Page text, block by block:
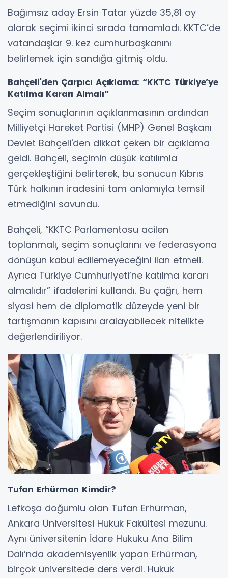
Bağımsız aday Ersin Tatar yüzde 35,81 oy
alarak seçimi ikinci sırada tamamladı. KKTC’de
vatandaşlar 9. kez cumhurbaşkanını
belirlemek için sandığa gitmiş oldu.
Bahçeli'den Çarpıcı Açıklama: “KKTC Türkiye’ye
Katılma Kararı Almalı”
Seçim sonuçlarının açıklanmasının ardından
Milliyetçi Hareket Partisi (MHP) Genel Başkanı
Devlet Bahçeli'den dikkat çeken bir açıklama
geldi. Bahçeli, seçimin düşük katılımla
gerçekleştiğini belirterek, bu sonucun Kıbrıs
Türk halkının iradesini tam anlamıyla temsil
etmediğini savundu.
Bahçeli, “KKTC Parlamentosu acilen
toplanmalı, seçim sonuçlarını ve federasyona
dönüşün kabul edilemeyeceğini ilan etmeli.
Ayrıca Türkiye Cumhuriyeti’ne katılma kararı
almalıdır” ifadelerini kullandı. Bu çağrı, hem
siyasi hem de diplomatik düzeyde yeni bir
tartışmanın kapısını aralayabilecek nitelikte
değerlendiriliyor.
Tufan Erhürman Kimdir?
Lefkoşa doğumlu olan Tufan Erhürman,
Ankara Üniversitesi Hukuk Fakültesi mezunu.
Aynı üniversitenin İdare Hukuku Ana Bilim
Dalı’nda akademisyenlik yapan Erhürman,
birçok üniversitede ders verdi. Hukuk